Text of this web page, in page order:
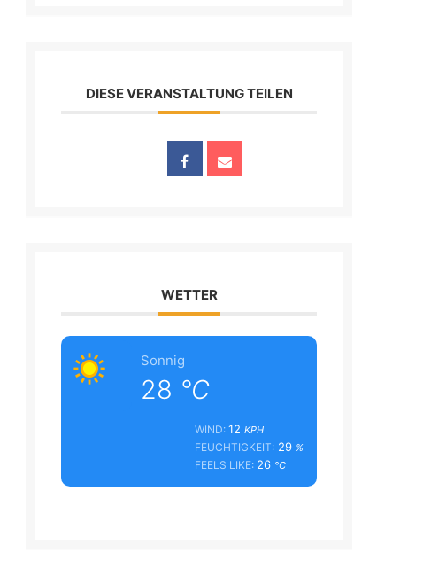
DIESE VERANSTALTUNG TEILEN
WETTER
Sonnig
28 °C
WIND:12 KPH
FEUCHTIGKEIT: 29 %
FEELS LIKE: 26 °C